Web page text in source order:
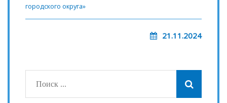
городского округа»
21.11.2024